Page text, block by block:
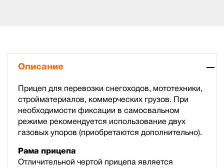
Описание
Прицеп для перевозки снегоходов, мототехники,
стройматериалов, коммерческих грузов. При
необходимости фиксации в самосвальном
режиме рекомендуется использование двух
газовых упоров (приобретаются дополнительно).
Рама прицепа
Отличительной чертой прицепа является